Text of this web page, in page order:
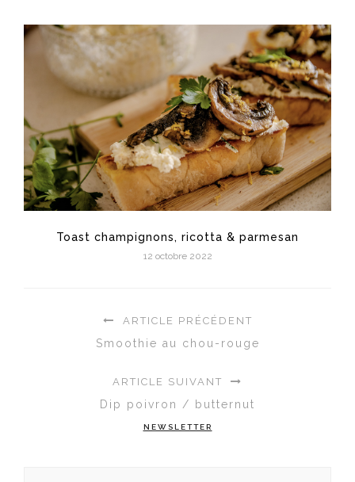
Toast champignons, ricotta & parmesan
12 octobre 2022
ARTICLE PRÉCÉDENT
Smoothie au chou-rouge
ARTICLE SUIVANT
Dip poivron / butternut
NEWSLETTER